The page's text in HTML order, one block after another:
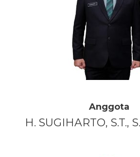
Anggota
H. SUGIHARTO, S.T.,